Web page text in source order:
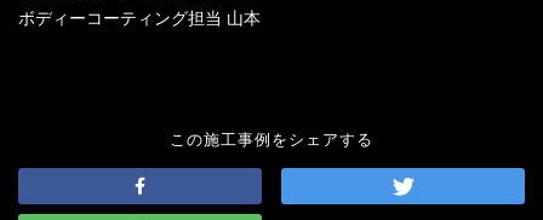
ボディーコーティング担当 山本
この施工事例をシェアする